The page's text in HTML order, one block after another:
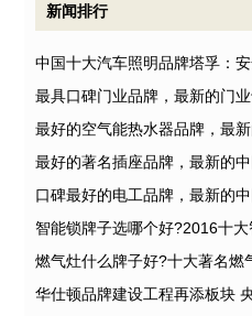
新闻排行
中国十大汽车照明品牌塔孚：
最具口碑门业品牌，最新的门
最好的空气能热水器品牌，最
最好的著名插座品牌，最新的
口碑最好的电工品牌，最新的
智能锁牌子选哪个好?2016十
燃气灶什么牌子好?十大著名燃
华仕顿品牌建设工程再添板块